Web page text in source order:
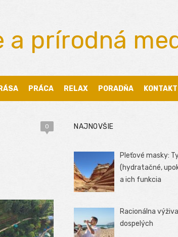
a prírodná
PRÁCA RELAX PORADŇA KONTAKT
0 NAJNOVŠIE
Pleťové masky:
(hydratačné,
a ich funkcia
Racionálna
dospelých